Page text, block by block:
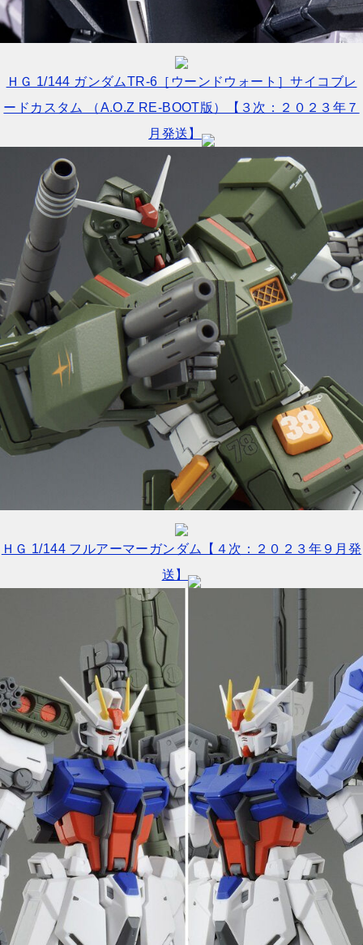
ＨＧ 1/144 ガンダムTR-6［ウーンドウォート］サイコブレ
ードカスタム （A.O.Z RE-BOOT版）【３次：２０２３年７
月発送】
ＨＧ 1/144 フルアーマーガンダム【４次：２０２３年９月発
送】